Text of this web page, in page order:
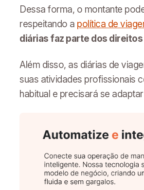
Dessa forma, o montante
respeitando a política de
diárias faz parte dos
Além disso, as diárias de
suas atividades profissionais
habitual e precisará se